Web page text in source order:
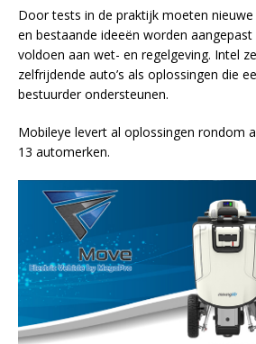
Door tests in de praktijk moeten
en bestaande ideeën worden
voldoen aan wet- en regelgeving. Intel
zelfrijdende auto’s als oplossingen die
bestuurder ondersteunen.
Mobileye levert al oplossingen rondom
13 automerken.